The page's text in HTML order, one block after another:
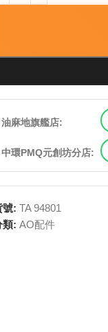
油麻地旗艦店:
中環PMQ元創坊分店:
號: TA 94801
類: AO配件